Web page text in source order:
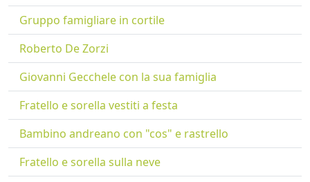
Gruppo famigliare in cortile
Roberto De Zorzi
Giovanni Gecchele con la sua famiglia
Fratello e sorella vestiti a festa
Bambino andreano con "cos" e rastrello
Fratello e sorella sulla neve